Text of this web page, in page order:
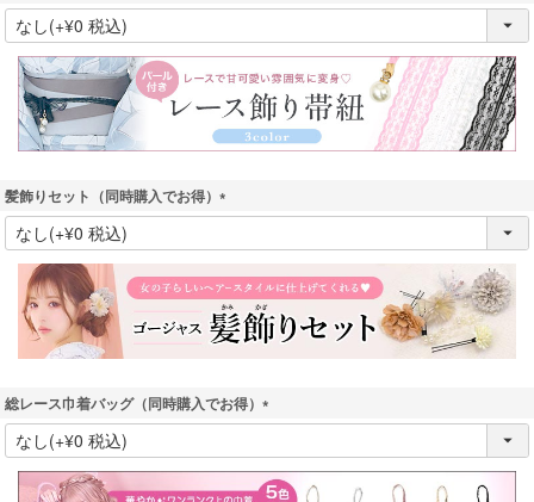
(
必
須
)
髪飾りセット（同時購入でお得）
(
必
)
総レース巾着バッグ（同時購入でお得）
(
必
須
)